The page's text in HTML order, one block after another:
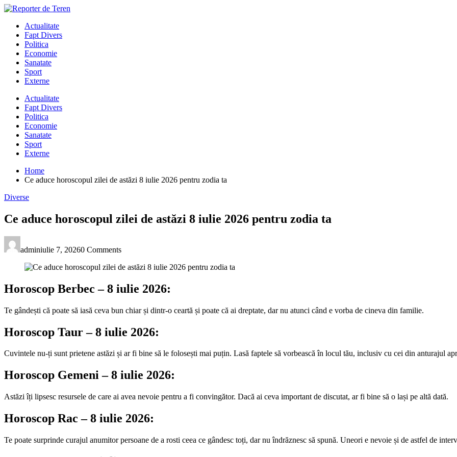
Skip
contentActualitate
Fapt Divers
Politica
Economie
Sanatate
Sport
Externe
Actualitate
Fapt Divers
Politica
Economie
Sanatate
Sport
Externe
Home
Ce aduce horoscopul zilei de astăzi 8 iulie 2026 pentru zodia ta
Diverse
Ce aduce horoscopul zilei de astăzi 8 iulie 2026 pentru zodia ta
adminiulie 7, 20260 Comments
Horoscop Berbec – 8 iulie 2026:
Te gândești că poate să iasă ceva bun chiar și dintr-o ceartă și poate că ai dreptate, dar nu atunci când e vorba de cineva din familie.
Horoscop Taur – 8 iulie 2026:
Cuvintele nu-ți sunt prietene astăzi și ar fi bine să le folosești mai puțin. Lasă faptele să vorbească în locul tău, inclusiv cu cei din anturajul
Horoscop Gemeni – 8 iulie 2026:
Astăzi îți lipsesc resursele de care ai avea nevoie pentru a fi convingător. Dacă ai ceva important de discutat, ar fi bine să o lași pe altă dată.
Horoscop Rac – 8 iulie 2026:
Te poate surprinde curajul anumitor persoane de a rosti ceea ce gândesc toți, dar nu îndrăznesc să spună. Uneori e nevoie și de astfel de